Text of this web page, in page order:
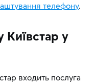
телефону.
Київстар у
входить послуга